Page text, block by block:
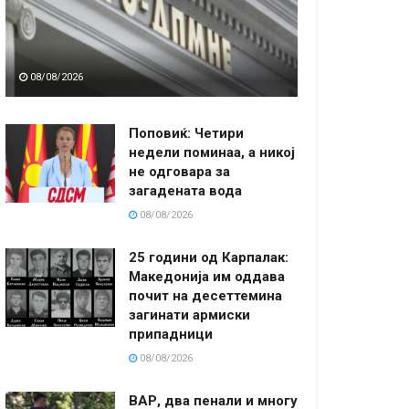
08/08/2026
Поповиќ: Четири
недели поминаа, а никој
не одговара за
загадената вода
08/08/2026
25 години од Карпалак:
Македонија им оддава
почит на десеттемина
загинати армиски
припадници
08/08/2026
ВАР, два пенали и многу